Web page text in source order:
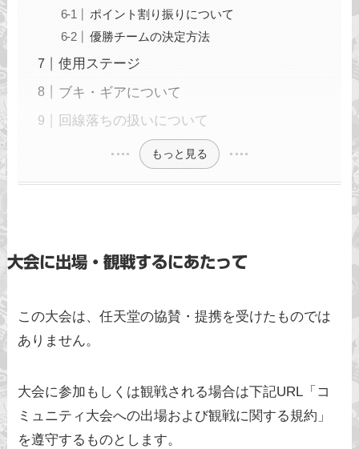
ポイント割り振りについて
優勝チームの決定方法
使用ステージ
ブキ・ギアについて
回線落ちの扱いについて
もっと見る
大会に出場・観戦するにあたって
この大会は、任天堂の協賛・提携を受けたものでは
ありません。
大会に参加もしくは観戦される場合は下記URL「コ
ミュニティ大会への出場および観戦に関する規約」
を遵守するものとします。